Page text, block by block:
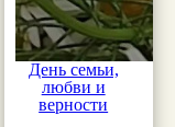
День семьи,
любви и
верности